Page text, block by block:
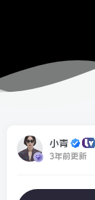
小青
3年前更新